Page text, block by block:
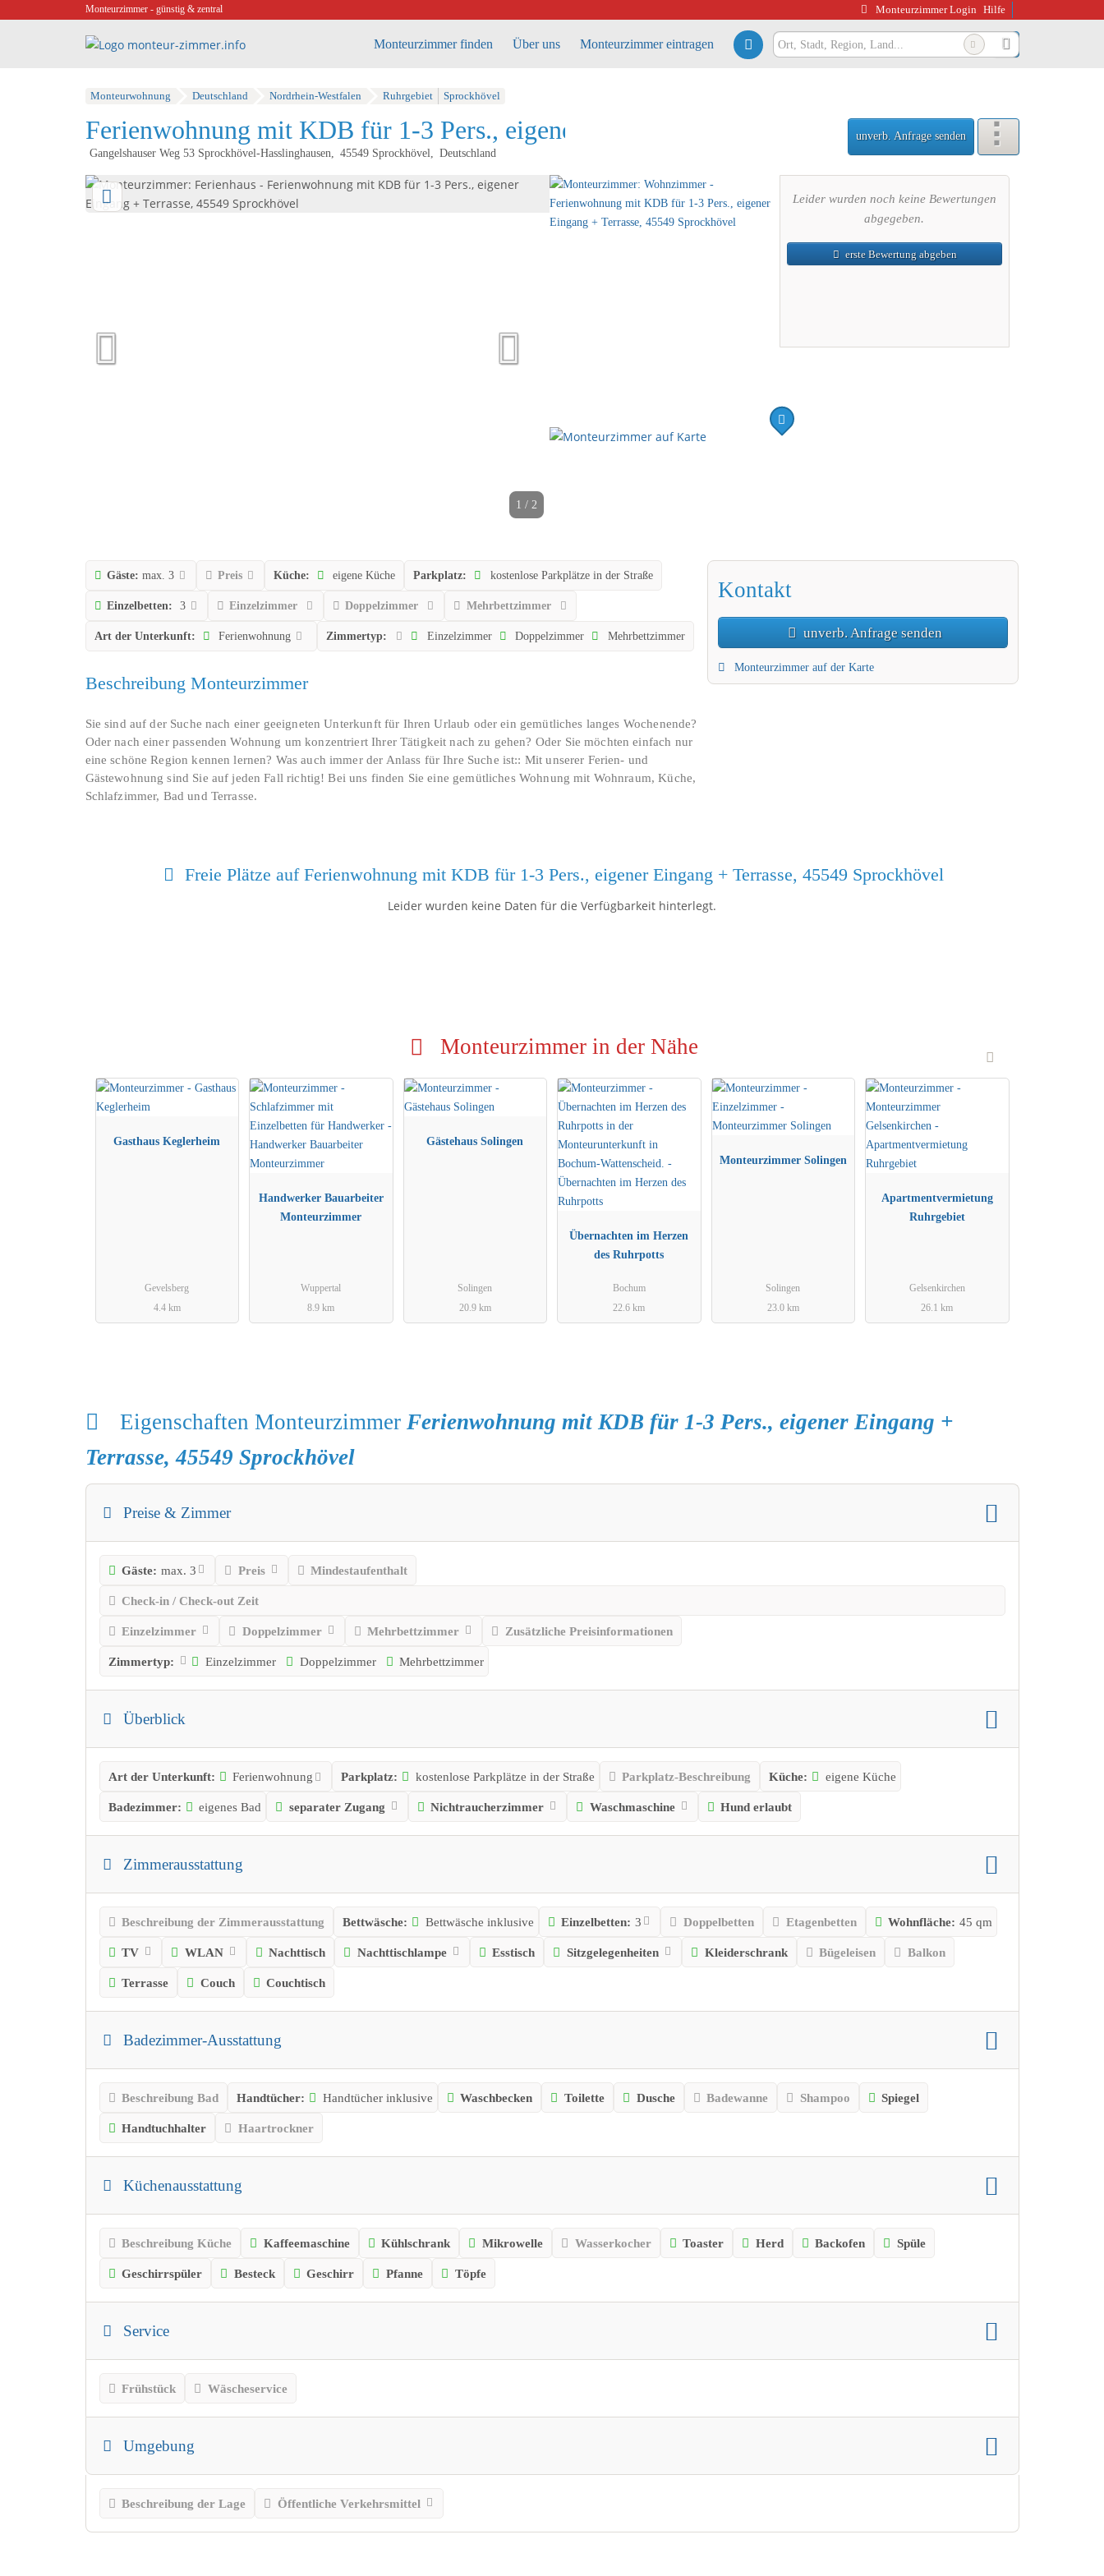
Monteurzimmer - günstig & zentral Monteurzimmer Login Hilfe
Monteurzimmer finden Über uns Monteurzimmer eintragen
Monteurwohnung Deutschland Nordrhein-Westfalen Ruhrgebiet Sprockhövel
Ferienwohnung mit KDB für 1-3 Pers., eigener Eingang + Terrasse, 45549 Sprockhövel
Gangelshauser Weg 53 Sprockhövel-Hasslinghausen 45549 Sprockhövel Deutschland
unverb. Anfrage senden
1 / 2
Leider wurden noch keine Bewertungen
abgegeben.
erste Bewertung abgeben
Gäste: max. 3 Preis Küche: eigene Küche Parkplatz: kostenlose Parkplätze in der Straße
Einzelbetten: 3 Einzelzimmer Doppelzimmer Mehrbettzimmer
Art der Unterkunft: Ferienwohnung Zimmertyp: Einzelzimmer Doppelzimmer Mehrbettzimmer
Beschreibung Monteurzimmer
Sie sind auf der Suche nach einer geeigneten Unterkunft für Ihren Urlaub oder ein gemütliches langes Wochenende?
Oder nach einer passenden Wohnung um konzentriert Ihrer Tätigkeit nach zu gehen? Oder Sie möchten einfach nur
eine schöne Region kennen lernen? Was auch immer der Anlass für Ihre Suche ist:: Mit unserer Ferien- und
Gästewohnung sind Sie auf jeden Fall richtig! Bei uns finden Sie eine gemütliches Wohnung mit Wohnraum, Küche,
Schlafzimmer, Bad und Terrasse.
Kontakt
unverb. Anfrage senden
Monteurzimmer auf der Karte
Freie Plätze auf Ferienwohnung mit KDB für 1-3 Pers., eigener Eingang + Terrasse, 45549 Sprockhövel
Leider wurden keine Daten für die Verfügbarkeit hinterlegt.
Monteurzimmer in der Nähe
Gasthaus Keglerheim
Gevelsberg
4.4 km
Handwerker Bauarbeiter
Monteurzimmer
Wuppertal
8.9 km
Gästehaus Solingen
Solingen
20.9 km
Übernachten im Herzen
des Ruhrpotts
Bochum
22.6 km
Monteurzimmer Solingen
Solingen
23.0 km
Apartmentvermietung
Ruhrgebiet
Gelsenkirchen
26.1 km
Eigenschaften Monteurzimmer Ferienwohnung mit KDB für 1-3 Pers., eigener Eingang +
Terrasse, 45549 Sprockhövel
Preise & Zimmer
Gäste: max. 3 Preis Mindestaufenthalt
Check-in / Check-out Zeit
Einzelzimmer Doppelzimmer Mehrbettzimmer Zusätzliche Preisinformationen
Zimmertyp: Einzelzimmer Doppelzimmer Mehrbettzimmer
Überblick
Art der Unterkunft: Ferienwohnung Parkplatz: kostenlose Parkplätze in der Straße Parkplatz-Beschreibung Küche: eigene Küche
Badezimmer: eigenes Bad separater Zugang Nichtraucherzimmer Waschmaschine Hund erlaubt
Zimmerausstattung
Beschreibung der Zimmerausstattung Bettwäsche: Bettwäsche inklusive Einzelbetten: 3 Doppelbetten Etagenbetten Wohnfläche: 45 qm
TV WLAN Nachttisch Nachttischlampe Esstisch Sitzgelegenheiten Kleiderschrank Bügeleisen Balkon
Terrasse Couch Couchtisch
Badezimmer-Ausstattung
Beschreibung Bad Handtücher: Handtücher inklusive Waschbecken Toilette Dusche Badewanne Shampoo Spiegel
Handtuchhalter Haartrockner
Küchenausstattung
Beschreibung Küche Kaffeemaschine Kühlschrank Mikrowelle Wasserkocher Toaster Herd Backofen Spüle
Geschirrspüler Besteck Geschirr Pfanne Töpfe
Service
Frühstück Wäscheservice
Umgebung
Beschreibung der Lage Öffentliche Verkehrsmittel